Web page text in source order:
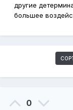
другие
большее
0